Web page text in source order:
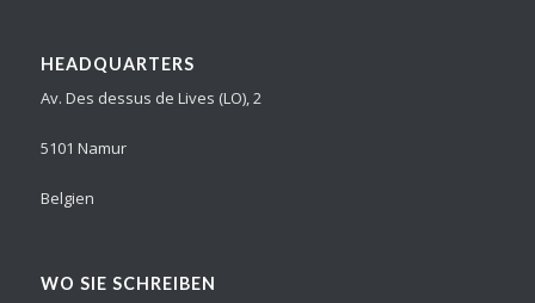
HEADQUARTERS
Av. Des dessus de Lives (LO), 2
5101 Namur
Belgien
WO SIE SCHREIBEN